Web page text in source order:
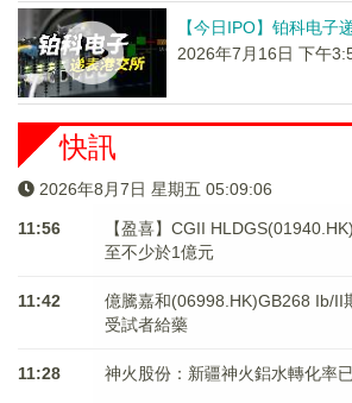
【今日IPO】铂科电子
2026年7月16日 下午
快訊
2026年8月7日 星期五 05:09:06
11:56
【盈喜】CGII
至不少於1億元
11:42
億騰嘉和(06998.HK)GB268 Ib/II
受試者給藥
11:28 神火股份：新疆神火鋁水轉化率